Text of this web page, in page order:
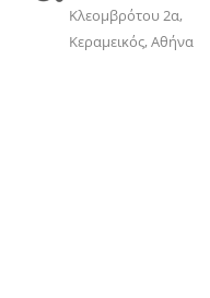
Κλεομβρότου 2α,
Κεραμεικός, Αθήνα